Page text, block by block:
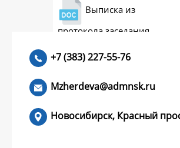
Выписка из
протокола заседания
+7 (383) 227-55-76
Mzherdeva@admnsk.ru
Новосибирск, Красный